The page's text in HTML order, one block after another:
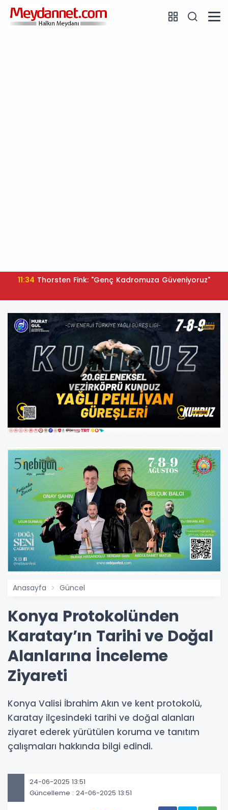
11:34 Thorsten Fink: "Genç Kadromuza Güveniyoruz"
Anasayfa Güncel
Konya Protokolünden
Karatay’ın Tarihi ve Doğal
Alanlarına İnceleme
Ziyareti
Konya Valisi İbrahim Akın ve kent protokolü,
Karatay ilçesindeki tarihi ve doğal alanları
ziyaret ederek yürütülen koruma ve tanıtım
çalışmaları hakkında bilgi edindi.
24-06-2025 13:51
Güncelleme : 24-06-2025 13:51